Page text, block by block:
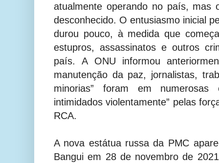
atualmente operando no país, mas
desconhecido. O entusiasmo inicial
durou pouco, à medida que
estupros, assassinatos e outros
país.A ONU informou
manutenção da paz, jornalistas,
minorias” foram em numerosas
intimidados violentamente” pelas
RCA.
A nova estátua russa da PMC
Bangui em 28 de novembro de